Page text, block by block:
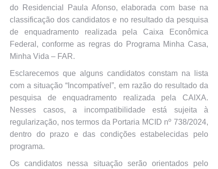
do Residencial Paula Afonso, elaborada com base na
classificação dos candidatos e no resultado da pesquisa
de enquadramento realizada pela Caixa Econômica
Federal, conforme as regras do Programa Minha Casa,
Minha Vida – FAR.
Esclarecemos que alguns candidatos constam na lista
com a situação “Incompatível”, em razão do resultado da
pesquisa de enquadramento realizada pela CAIXA.
Nesses casos, a incompatibilidade está sujeita à
regularização, nos termos da Portaria MCID nº 738/2024,
dentro do prazo e das condições estabelecidas pelo
programa.
Os candidatos nessa situação serão orientados pelo